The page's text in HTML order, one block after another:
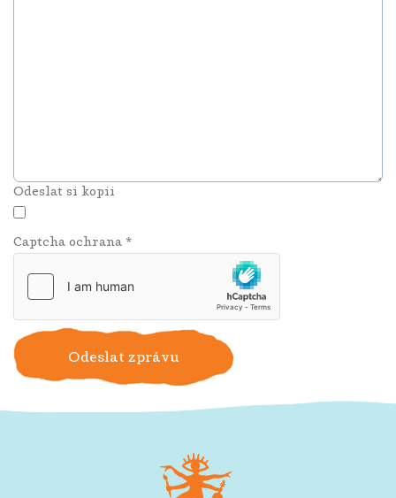
Odeslat si kopii
Captcha ochrana *
Odeslat zprávu